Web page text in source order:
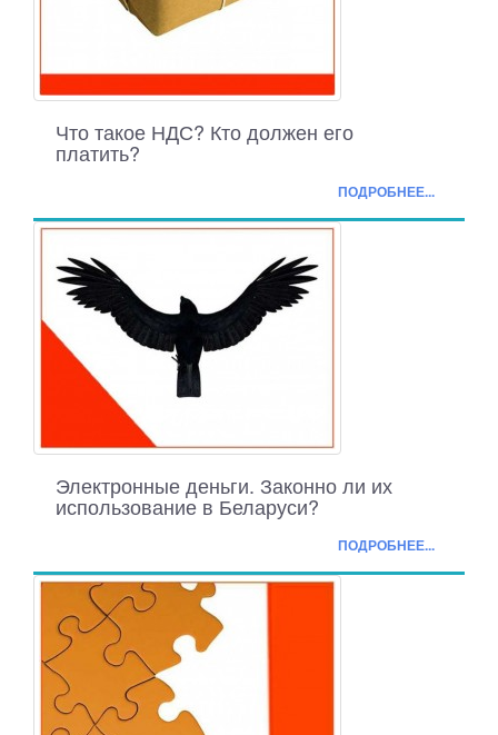
Что такое НДС? Кто должен его
платить?
ПОДРОБНЕЕ...
Электронные деньги. Законно ли их
использование в Беларуси?
ПОДРОБНЕЕ...